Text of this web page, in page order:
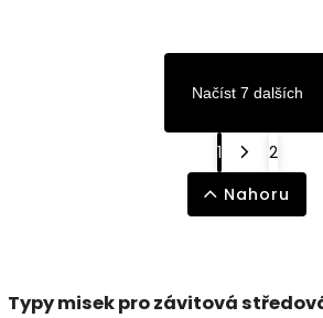
Načíst 7 dalších
1
2
Nahoru
Typy misek pro závitová